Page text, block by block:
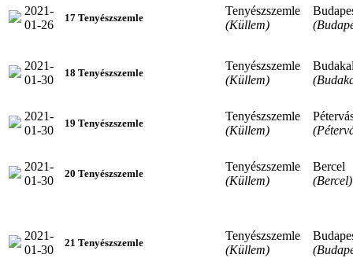
2021-
01-26
17 Tenyészszemle
Tenyészszemle
(Küllem)
2021-
01-30
18 Tenyészszemle
Tenyészszemle
(Küllem)
2021-
01-30
19 Tenyészszemle
Tenyészszemle
(Küllem)
2021-
01-30
20 Tenyészszemle
Tenyészszemle
(Küllem)
Bercel
(Bercel)
2021-
01-30
21 Tenyészszemle
Tenyészszemle
(Küllem)